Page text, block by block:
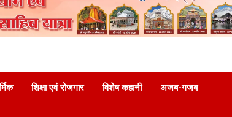
शिक्षा एवं रोजगार विशेष कहानी अजब-गजब